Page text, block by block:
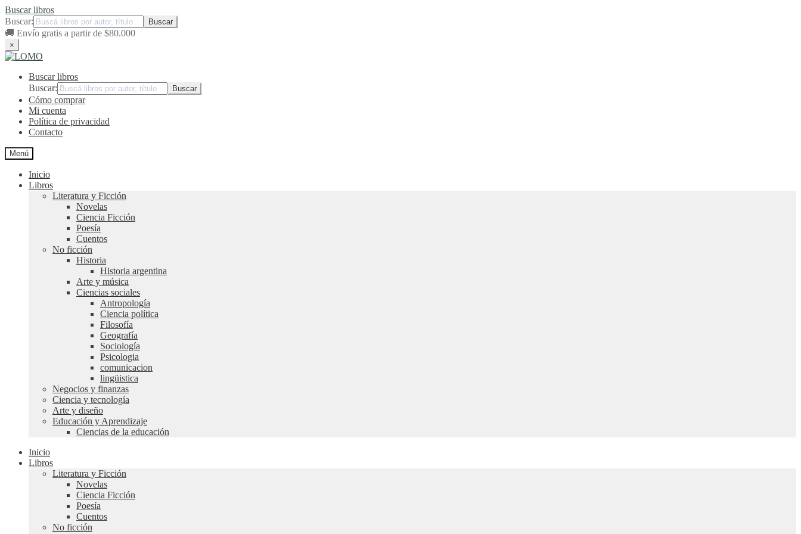
Buscar libros
Buscar:
🚚 Envío gratis a partir de $80.000
×
Ir
navegación
Ir
contenidoBuscar libros
Buscar:
Cómo comprar
Mi cuenta
Política de privacidad
Contacto
Menú
Inicio
Libros
Literatura y Ficción
Novelas
Ciencia Ficción
Poesía
Cuentos
No ficción
Historia
Historia argentina
Arte y música
Ciencias sociales
Antropología
Ciencia política
Filosofía
Geografía
Sociología
Psicologia
comunicacion
lingüistica
Negocios y finanzas
Ciencia y tecnología
Arte y diseño
Educación y Aprendizaje
Ciencias de la educación
Inicio
Libros
Literatura y Ficción
Novelas
Ciencia Ficción
Poesía
Cuentos
No ficción